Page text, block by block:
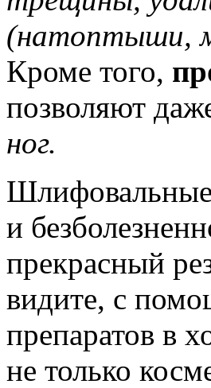
(натоптыши,
Кроме того,
позволяют
ног.
Шлифовальные
и
прекрасный
видите, с
препаратов в
не только